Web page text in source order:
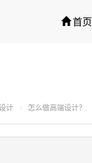
首页
计 怎么做高端设计？